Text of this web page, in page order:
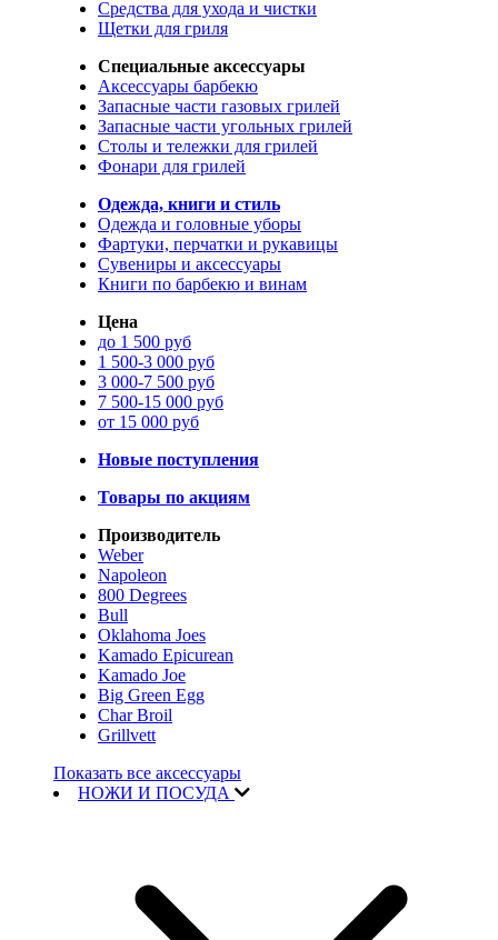
Средства для ухода и чистки
Щетки для гриля
Специальные аксессуары
Аксессуары барбекю
Запасные части газовых грилей
Запасные части угольных грилей
Столы и тележки для грилей
Фонари для грилей
Одежда, книги и стиль
Одежда и головные уборы
Фартуки, перчатки и рукавицы
Сувениры и аксессуары
Книги по барбекю и винам
Цена
до 1 500 руб
1 500-3 000 руб
3 000-7 500 руб
7 500-15 000 руб
от 15 000 руб
Новые поступления
Товары по акциям
Производитель
Weber
Napoleon
800 Degrees
Bull
Oklahoma Joes
Kamado Epicurean
Kamado Joe
Big Green Egg
Char Broil
Grillvett
Показать все аксессуары
НОЖИ И ПОСУДА